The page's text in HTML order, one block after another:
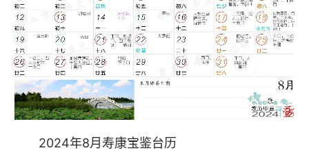
2024年8月寿康宝鉴台历